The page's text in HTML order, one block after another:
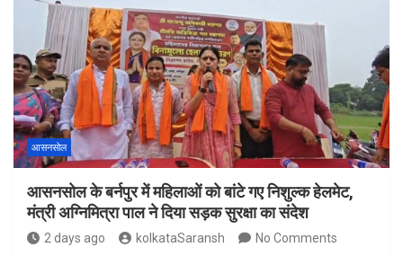
b
o
o
k
o
d
o
n
e
आसनसोल
आसनसोल के बर्नपुर में महिलाओं को बांटे गए निशुल्क हेलमेट,
मंत्री अग्निमित्रा पाल ने दिया सड़क सुरक्षा का संदेश
2 days ago kolkataSaransh No Comments